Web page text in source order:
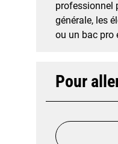
professionnel
générale, les
ou un bac pro
Pour